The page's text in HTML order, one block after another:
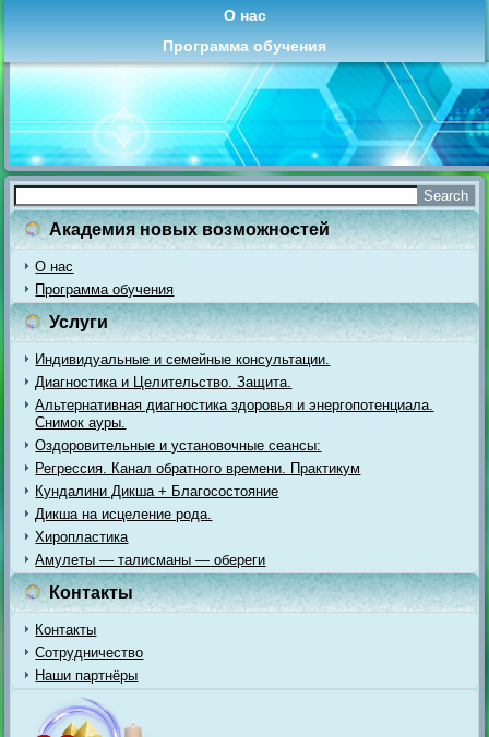
О нас
Программа обучения
Академия новых возможностей
О нас
Программа обучения
Услуги
Индивидуальные и семейные консультации.
Диагностика и Целительство. Защита.
Альтернативная диагностика здоровья и энергопотенциала.
Снимок ауры.
Оздоровительные и установочные сеансы:
Регрессия. Канал обратного времени. Практикум
Кундалини Дикша + Благосостояние
Дикша на исцеление рода.
Хиропластика
Амулеты — талисманы — обереги
Контакты
Контакты
Сотрудничество
Наши партнёры